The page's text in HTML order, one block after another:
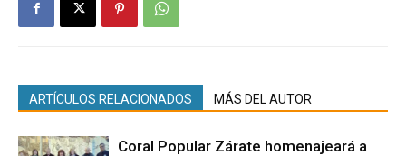
ARTÍCULOS RELACIONADOS MÁS DEL AUTOR
Coral Popular Zárate homenajeará a